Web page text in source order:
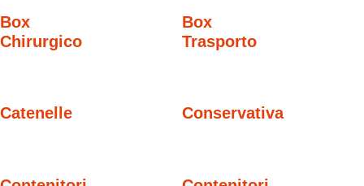
Box
Chirurgico
Box
Trasporto
Catenelle Conservativa